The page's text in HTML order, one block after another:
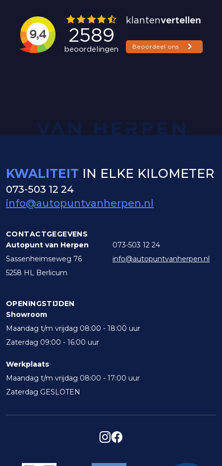
KWALITEIT IN ELKE KILOMETER
073-503 12 24
info@autopuntvanherpen.nl
CONTACTGEGEVENS
Autopunt van Herpen
Sassenheimseweg 76
5258 HL Berlicum
073-503 12 24
info@autopuntvanherpen.nl
OPENINGSTIJDEN
Showroom
Maandag t/m vrijdag 08:00 - 18:00 uur
Zaterdag 09:00 - 16:00 uur
Werkplaats
Maandag t/m vrijdag 08:00 - 17:00 uur
Zaterdag GESLOTEN